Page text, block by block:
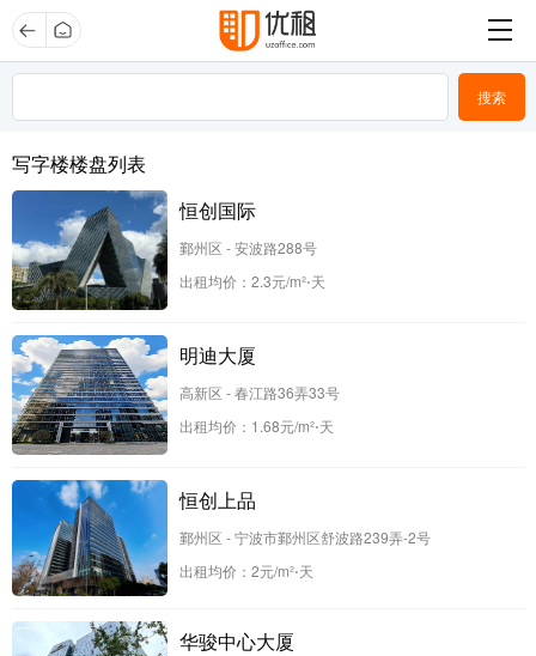
写字楼楼盘列表
恒创国际
鄞州区 - 安波路288号
出租均价： 2.3元/m²⋅天
明迪大厦
高新区 - 春江路36弄33号
出租均价： 1.68元/m²⋅天
恒创上品
鄞州区 - 宁波市鄞州区舒波路239弄-2号
出租均价： 2元/m²⋅天
华骏中心大厦